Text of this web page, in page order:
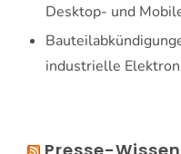
Desktop- und
industrielle